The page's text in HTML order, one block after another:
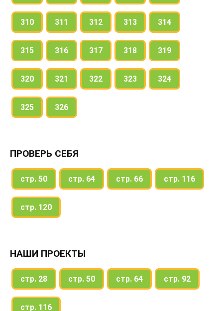
310 311 312 313 314
315 316 317 318 319
320 321 322 323 324
325 326
ПРОВЕРЬ СЕБЯ
стр. 50 стр. 64 стр. 66 стр. 116
стр. 120
НАШИ ПРОЕКТЫ
стр. 28 стр. 50 стр. 64 стр. 92
стр. 116